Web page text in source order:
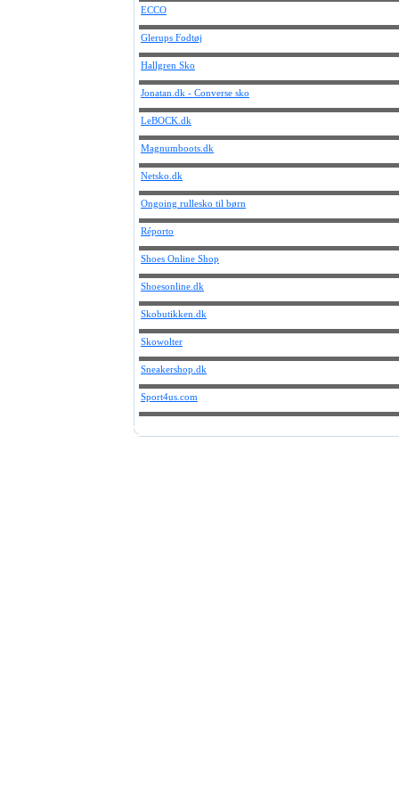
ECCO
Glerups Fodtøj
Hallgren Sko
Jonatan.dk - Converse sko
LeBOCK.dk
Magnumboots.dk
Netsko.dk
Ongoing rullesko til børn
Réporto
Shoes Online Shop
Shoesonline.dk
Skobutikken.dk
Skowolter
Sneakershop.dk
Sport4us.com